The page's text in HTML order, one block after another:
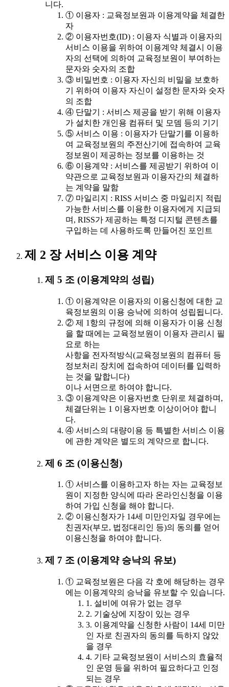
니다.
① 이용자 : 교육정보원과 이용계약을 체결한
자
② 이용자번호(ID) : 이용자 식별과 이용자의
서비스 이용을 위하여 이용계약 체결시 이용
자의 선택에 의하여 교육정보원이 부여하는
문자와 숫자의 조합
③ 비밀번호 : 이용자 자신의 비밀을 보호하
기 위하여 이용자 자신이 설정한 문자와 숫자
의 조합
④ 단말기 : 서비스 제공을 받기 위해 이용자
가 설치한 개인용 컴퓨터 및 모뎀 등의 기기
⑤ 서비스 이용 : 이용자가 단말기를 이용하
여 교육정보원의 주전산기에 접속하여 교육
정보원이 제공하는 정보를 이용하는 것
⑥ 이용계약 : 서비스를 제공받기 위하여 이
약관으로 교육정보원과 이용자간의 체결하
는 계약을 말함
⑦ 마일리지 : RISS 서비스 중 마일리지 적립
가능한 서비스를 이용한 이용자에게 지급되
며, RISS가 제공하는 특정 디지털 콘텐츠를
구입하는 데 사용하도록 만들어진 포인트
제 2 장 서비스 이용 계약
제 5 조 (이용계약의 성립)
① 이용계약은 이용자의 이용신청에 대한 교
육정보원의 이용 승낙에 의하여 성립됩니다.
② 제 1항의 규정에 의해 이용자가 이용 신청
을 할 때에는 교육정보원이 이용자 관리시 필
요로 하는
사항을 전자적방식(교육정보원의 컴퓨터 등
정보처리 장치에 접속하여 데이터를 입력하
는 것을 말합니다)
이나 서면으로 하여야 합니다.
③ 이용계약은 이용자번호 단위로 체결하며,
체결단위는 1 이용자번호 이상이어야 합니
다.
④ 서비스의 대량이용 등 특별한 서비스 이용
에 관한 계약은 별도의 계약으로 합니다.
제 6 조 (이용신청)
① 서비스를 이용하고자 하는 자는 교육정보
원이 지정한 양식에 따라 온라인신청을 이용
하여 가입 신청을 해야 합니다.
② 이용신청자가 14세 미만인자일 경우에는
친권자(부모, 법정대리인 등)의 동의를 얻어
이용신청을 하여야 합니다.
제 7 조 (이용계약 승낙의 유보)
① 교육정보원은 다음 각 호에 해당하는 경우
에는 이용계약의 승낙을 유보할 수 있습니다.
1. 설비에 여유가 없는 경우
2. 기술상에 지장이 있는 경우
3. 이용계약을 신청한 사람이 14세 미만
인 자로 친권자의 동의를 득하지 않았
을 경우
4. 기타 교육정보원이 서비스의 효율적
인 운영 등을 위하여 필요하다고 인정
되는 경우